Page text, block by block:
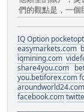
們的觀點是，一個
IQ Option
easymarkets.com
iqmining.com
share4you.com
you.betiforex.com
aroundworld24.com
facebook.com